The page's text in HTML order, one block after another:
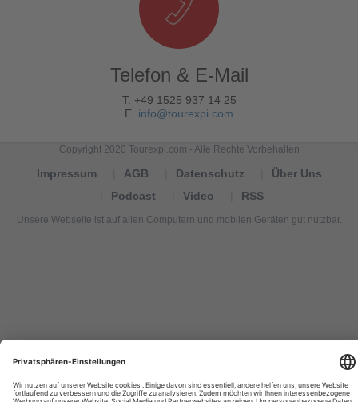
Telefon & E-Mail
T. +49 1525 937 14 25
E. info@tourexpi.com
Copyright 2020 Tourexpi.com - Alle Rechte Vorbehalten
Impressum AGB Datenschutz
Über Uns
Podcast
Video RSS
Unsere Webseite ist auf allen Computern und mobilen Geräten gut nutzbar.
turismo,
Nachrichten,